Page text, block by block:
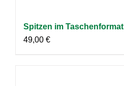
Spitzen im Taschenformat
49,00 €